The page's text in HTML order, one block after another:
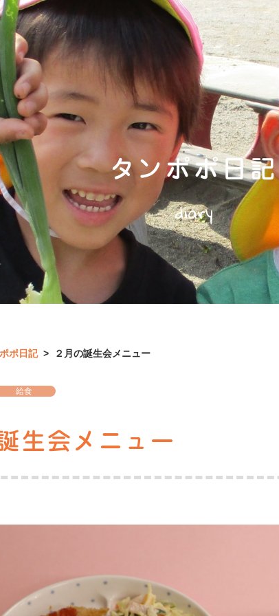
タンポポ日記
diary
ポ日記 > ２月の誕生会メニュー
給食
生会メニュー